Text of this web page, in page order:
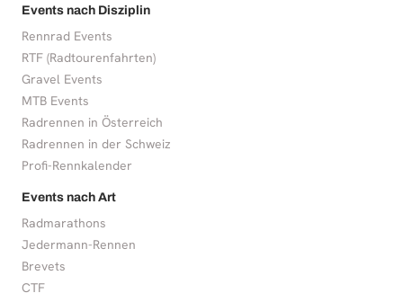
Events nach Disziplin
Rennrad Events
RTF (Radtourenfahrten)
Gravel Events
MTB Events
Radrennen in Österreich
Radrennen in der Schweiz
Profi-Rennkalender
Events nach Art
Radmarathons
Jedermann-Rennen
Brevets
CTF